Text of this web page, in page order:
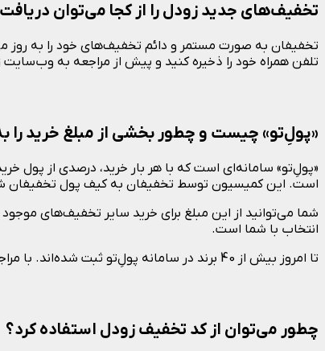
تخفیف‌های جدید زودل را از کجا می‌توان
تخفیفان به صورت مستمر و دائم تخفیف‌های خود را به روز
تلفن همراه خود را ذخیره کنید و پیش از مراجعه به
«پولِ‌تو» چیست و چطور بخشی از مبلغ خرید را
«پول‌ِتو» سامانه‌ای است که با هر بار خرید، درصدی از پول
است. این کمیسیون توسط تخفیفان به کیف پول تخفیفان
انتخاب با شما است.
تا امروز بیش از 40 برند در سامانه پولِ‌تو ثبت شده‌اند. با مراجعه به صفحه پولِ‌تو می‌توانید در مورد این برندها بیشتر بخوانید.
چطور می‌توان از کد تخفیف زودل استفاده کرد؟